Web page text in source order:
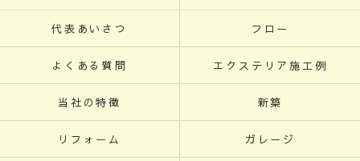
代表あいさつ フロー
よくある質問 エクステリア施工例
当社の特徴 新築
リフォーム ガレージ